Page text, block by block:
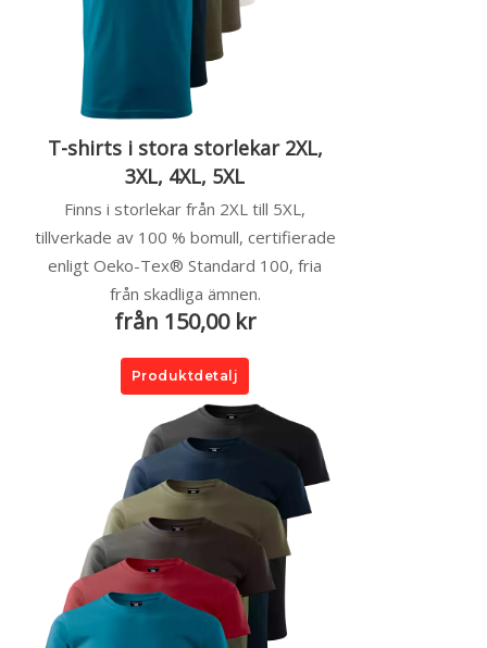
T-shirts i stora storlekar 2XL,
3XL, 4XL, 5XL
Finns i storlekar från 2XL till 5XL,
tillverkade av 100 % bomull, certifierade
enligt Oeko-Tex® Standard 100, fria
från skadliga ämnen.
från 150,00 kr
Produktdetalj